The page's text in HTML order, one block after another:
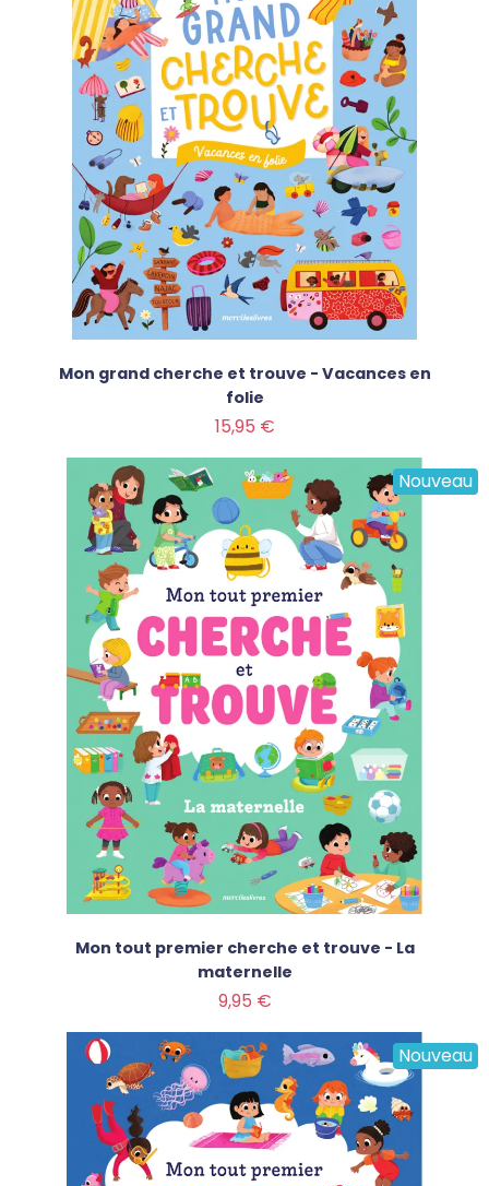
Mon grand cherche et trouve - Vacances en
folie
15,95 €
Nouveau
Mon tout premier cherche et trouve - La
maternelle
9,95 €
Nouveau